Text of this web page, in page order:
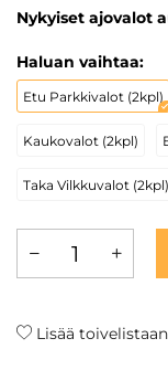
Nykyiset ajovalot
Haluan vaihtaa:
Etu Parkkivalot (2kpl)
Kaukovalot (2kpl)
Taka Vilkkuvalot (2kpl)
Lisää toivelistaan